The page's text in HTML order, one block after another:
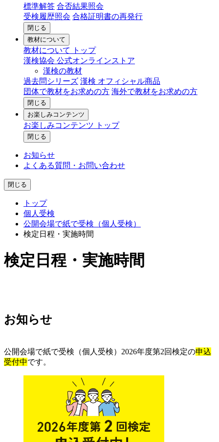
標準解答 合否結果照会
受検履歴照会 合格証明書の再発行
閉じる
教材について
教材について トップ
漢検協会 公式オンラインストア
漢検の教材
過去問シリーズ 漢検 オフィシャル商品
団体で教材をお求めの方 海外で教材をお求めの方
閉じる
お楽しみコンテンツ
お楽しみコンテンツ トップ
閉じる
お知らせ
よくある質問・お問い合わせ
閉じる
トップ
個人受検
公開会場で紙で受検（個人受検）
検定日程・実施時間
検定日程・実施時間
お知らせ
公開会場で紙で受検（個人受検）2026年度第2回検定の申込
受付中です。